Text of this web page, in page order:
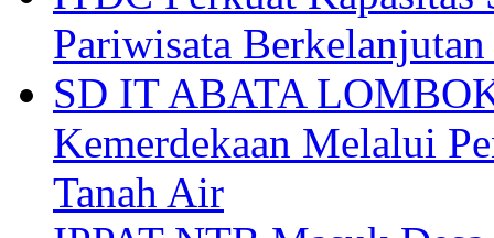
ITDC Perkuat
Pariwisata
SD IT ABATA
Kemerdekaan Melalui